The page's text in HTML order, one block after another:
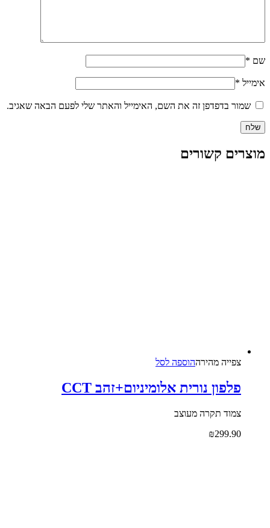
שם *
אימייל *
שמור בדפדפן זה את השם, האימייל והאתר שלי לפעם הבאה שאגיב.
מוצרים קשורים
צפייה‬ ‫מהירה‬הוספה לסל
פלפון נורית אלומיניום+זהב CCT
צמוד תקרה מעוצב
₪299.90